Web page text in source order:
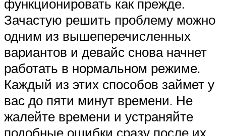
функционировать как прежде.
Зачастую решить проблему можно
одним из вышеперечисленных
вариантов и девайс снова начнет
работать в нормальном режиме.
Каждый из этих способов займет у
вас до пяти минут времени. Не
жалейте времени и устраняйте
подобные ошибки сразу после их